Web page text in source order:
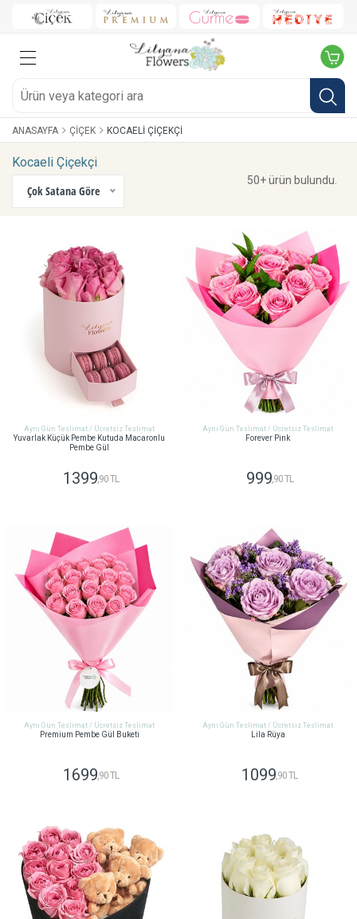
ANASAYFA ÇIÇEK KOCAELI ÇIÇEKÇI
Kocaeli Çiçekçi
Çok Satana Göre
50+ ürün bulundu.
Aynı Gün Teslimat / Ücretsiz Teslimat
Yuvarlak Küçük Pembe Kutuda Macaronlu
Pembe Gül
1399 ,90 TL
Aynı Gün Teslimat / Ücretsiz Teslimat
Forever Pink
999,90 TL
Aynı Gün Teslimat / Ücretsiz Teslimat
Premium Pembe Gül Buketi
1699,90 TL
Aynı Gün Teslimat / Ücretsiz Teslimat
Lila Rüya
1099,90 TL